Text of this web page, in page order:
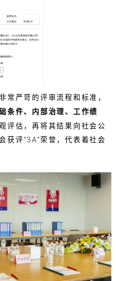
常严苛的评审流程和标准，
条件、内部治理、工作绩
评估，再将其结果向社会公
获评“3A”荣誉，代表着社会